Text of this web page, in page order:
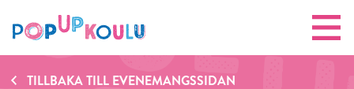
TILLBAKA TILL EVENEMANGSSIDAN